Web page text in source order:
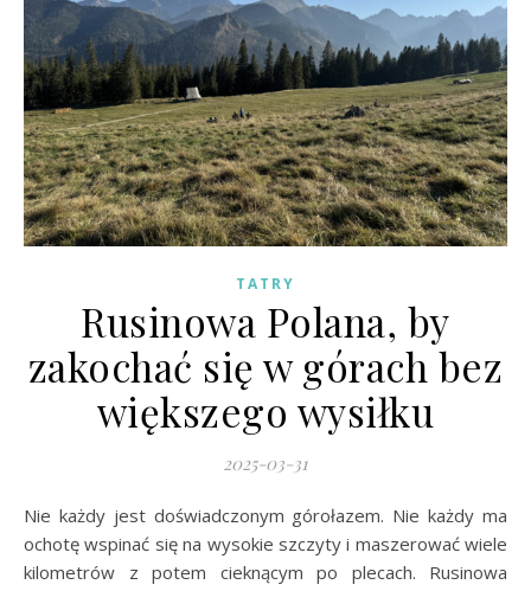
TATRY
Rusinowa Polana, by
zakochać się w górach bez
większego wysiłku
2025-03-31
Nie każdy jest doświadczonym górołazem. Nie każdy ma
ochotę wspinać się na wysokie szczyty i maszerować wiele
kilometrów z potem cieknącym po plecach. Rusinowa